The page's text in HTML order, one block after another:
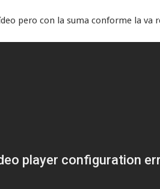
pero con la suma conforme la va